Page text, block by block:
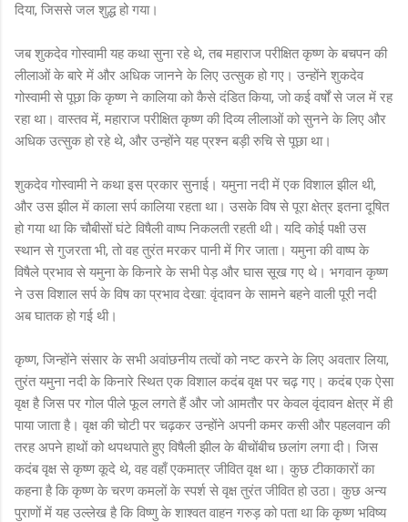
दिया, जिससे जल शुद्ध हो गया।
जब शुकदेव गोस्वामी यह कथा सुना रहे थे, तब महाराज परीक्षित कृष्ण के बचपन की
लीलाओं के बारे में और अधिक जानने के लिए उत्सुक हो गए। उन्होंने शुकदेव
गोस्वामी से पूछा कि कृष्ण ने कालिया को कैसे दंडित किया, जो कई वर्षों से जल में रह
रहा था। वास्तव में, महाराज परीक्षित कृष्ण की दिव्य लीलाओं को सुनने के लिए और
अधिक उत्सुक हो रहे थे, और उन्होंने यह प्रश्न बड़ी रुचि से पूछा था।
शुकदेव गोस्वामी ने कथा इस प्रकार सुनाई। यमुना नदी में एक विशाल झील थी,
और उस झील में काला सर्प कालिया रहता था। उसके विष से पूरा क्षेत्र इतना दूषित
हो गया था कि चौबीसों घंटे विषैली वाष्प निकलती रहती थी। यदि कोई पक्षी उस
स्थान से गुजरता भी, तो वह तुरंत मरकर पानी में गिर जाता। यमुना की वाष्प के
विषैले प्रभाव से यमुना के किनारे के सभी पेड़ और घास सूख गए थे। भगवान कृष्ण
ने उस विशाल सर्प के विष का प्रभाव देखा: वृंदावन के सामने बहने वाली पूरी नदी
अब घातक हो गई थी।
कृष्ण, जिन्होंने संसार के सभी अवांछनीय तत्वों को नष्ट करने के लिए अवतार लिया,
तुरंत यमुना नदी के किनारे स्थित एक विशाल कदंब वृक्ष पर चढ़ गए। कदंब एक ऐसा
वृक्ष है जिस पर गोल पीले फूल लगते हैं और जो आमतौर पर केवल वृंदावन क्षेत्र में ही
पाया जाता है। वृक्ष की चोटी पर चढ़कर उन्होंने अपनी कमर कसी और पहलवान की
तरह अपने हाथों को थपथपाते हुए विषैली झील के बीचोंबीच छलांग लगा दी। जिस
कदंब वृक्ष से कृष्ण कूदे थे, वह वहाँ एकमात्र जीवित वृक्ष था। कुछ टीकाकारों का
कहना है कि कृष्ण के चरण कमलों के स्पर्श से वृक्ष तुरंत जीवित हो उठा। कुछ अन्य
पुराणों में यह उल्लेख है कि विष्णु के शाश्वत वाहन गरुड़ को पता था कि कृष्ण भविष्य